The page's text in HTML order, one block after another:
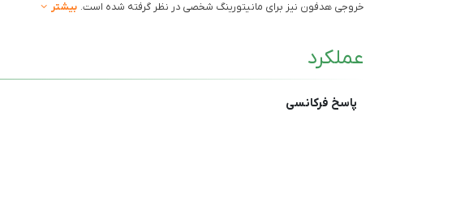
خروجی هدفون نیز برای مانیتورینگ شخصی در نظر گرفته شده است. بیشتر
عملکرد
پاسخ فرکانسی